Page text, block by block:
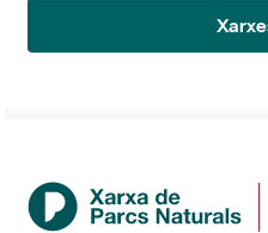
Institució